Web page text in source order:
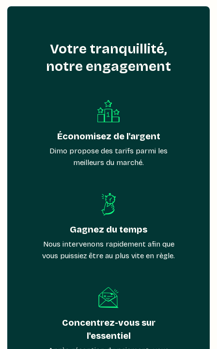
Votre tranquillité,
notre engagement
Économisez de l'argent
Dimo propose des tarifs parmi les
meilleurs du marché.
Gagnez du temps
Nous intervenons rapidement afin que
vous puissiez être au plus vite en règle.
Concentrez-vous sur
l'essentiel